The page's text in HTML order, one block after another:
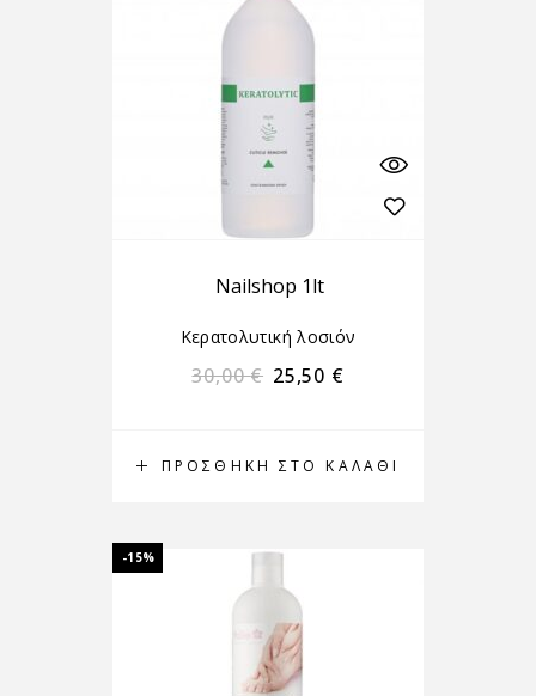
ΠΡΟΣΘΉΚΗ ΣΤΟ ΚΑΛΆΘΙ
Nailshop 1lt
Κερατολυτική λοσιόν
30,00€ 25,50 €
-15%